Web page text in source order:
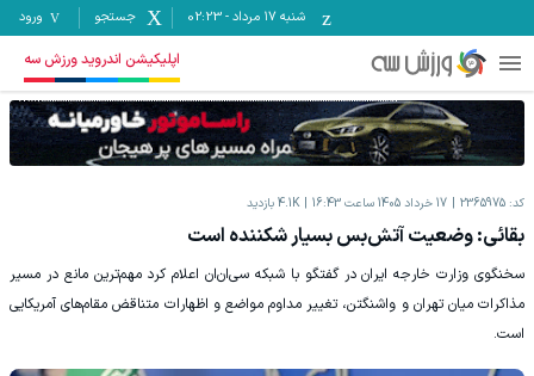
شنبه ۱۷ مرداد -
02:23 جستجو ورود
اپلیکیشن اندروید ورزش سه
کد: 2365975 17 خرداد 1405 ساعت 16:43 4.1K بازدید
بقائی: وضعیت آتش‌بس بسیار شکننده است
سخنگوی وزارت خارجه ایران در گفتگو با شبکه سی‌ان‌ان اعلام کرد مهم‌ترین مانع در مسیر
مذاکرات میان تهران و واشنگتن، تغییر مداوم مواضع و اظهارات متناقض مقام‌های آمریکایی
است.